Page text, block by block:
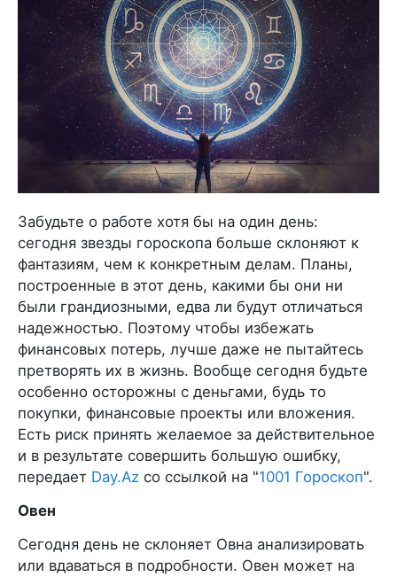
Забудьте о работе хотя бы на один день:
сегодня звезды гороскопа больше склоняют к
фантазиям, чем к конкретным делам. Планы,
построенные в этот день, какими бы они ни
были грандиозными, едва ли будут отличаться
надежностью. Поэтому чтобы избежать
финансовых потерь, лучше даже не пытайтесь
претворять их в жизнь. Вообще сегодня будьте
особенно осторожны с деньгами, будь то
покупки, финансовые проекты или вложения.
Есть риск принять желаемое за действительное
и в результате совершить большую ошибку,
передает Day.Az со ссылкой на "1001 Гороскоп".
Овен
Сегодня день не склоняет Овна анализировать
или вдаваться в подробности. Овен может на